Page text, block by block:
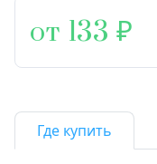
от 133
Где купить